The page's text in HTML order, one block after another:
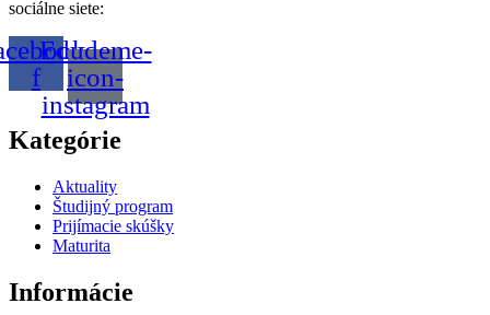
sociálne siete:
f
Edudeme-
icon-
instagram
Kategórie
Aktuality
Študijný program
Prijímacie skúšky
Maturita
Informácie